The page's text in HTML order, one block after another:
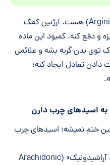
اسیدآمینه مهم بعدی «آرژنین» (Arginine) هست. آرژنین کمک
و دفع کنه. کمبود این ماده
توی بدن گربه بشه و علائمی
دادن تعادل ایجاد کنه؛
ختم نمیشه؛ اسیدهای چرب
گربه‌ها به اسید چربی به اسم «اسید آراشیدونیک» (Arachidonic